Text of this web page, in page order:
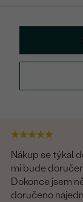
Nákup se týkal
mi bude
Dokonce jsem
doručeno